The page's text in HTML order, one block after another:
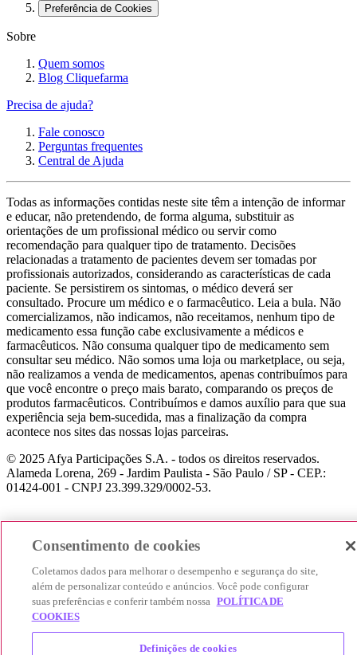
Preferência de Cookies
Sobre
Quem somos
Blog Cliquefarma
Precisa de ajuda?
Fale conosco
Perguntas frequentes
Central de Ajuda
Todas as informações contidas neste site têm a intenção de informar
e educar, não pretendendo, de forma alguma, substituir as
orientações de um profissional médico ou servir como
recomendação para qualquer tipo de tratamento. Decisões
relacionadas a tratamento de pacientes devem ser tomadas por
profissionais autorizados, considerando as características de cada
paciente. Se persistirem os sintomas, o médico deverá ser
consultado. Procure um médico e o farmacêutico. Leia a bula. Não
comercializamos, não indicamos, não receitamos, nenhum tipo de
medicamento essa função cabe exclusivamente a médicos e
farmacêuticos. Não consuma qualquer tipo de medicamento sem
consultar seu médico. Não somos uma loja ou marketplace, ou seja,
não realizamos a venda de medicamentos, apenas contribuímos para
que você encontre o preço mais barato, comparando os preços de
produtos farmacêuticos. Contribuímos e damos auxílio para que sua
experiência seja bem-sucedida, mas a finalização da compra
acontece nos sites das nossas lojas parceiras.
© 2025 Afya Participações S.A. - todos os direitos reservados.
Alameda Lorena, 269 - Jardim Paulista - São Paulo / SP - CEP.:
01424-001 - CNPJ 23.399.329/0002-53.
Consentimento de cookies
Coletamos dados para melhorar o desempenho e segurança do site,
além de personalizar conteúdo e anúncios. Você pode configurar
suas preferências e conferir também nossa POLÍTICA DE
COOKIES
Definições de cookies